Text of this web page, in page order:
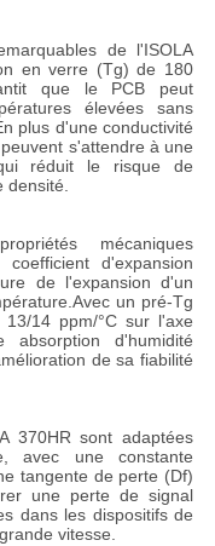
de l'ISOLA
en verre (Tg) de 180
que le PCB peut
élevées sans
plus d'une conductivité
s'attendre à une
réduit le risque de
densité.
mécaniques
d'expansion
de l'expansion d'un
un pré-Tg
14 ppm/°C sur l'axe
d'humidité
de sa fiabilité
370HR sont adaptées
avec une constante
tangente de perte (Df)
une perte de signal
dans les dispositifs de
vitesse.